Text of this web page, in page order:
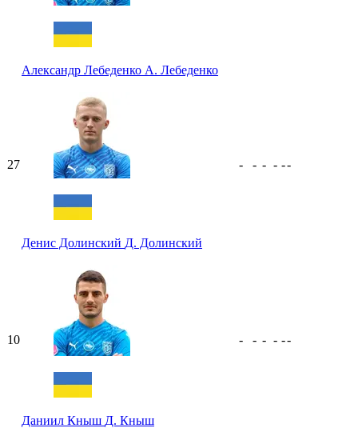
Александр Лебеденко А. Лебеденко
27
Денис Долинский Д. Долинский
- - - - --
10
Даниил Кныш Д. Кныш
- - - - --